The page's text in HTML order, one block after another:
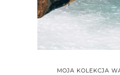
MOJA KOLEKCJA